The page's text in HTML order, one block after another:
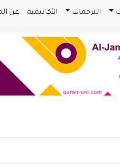
الترجمات الأكاديمية عن